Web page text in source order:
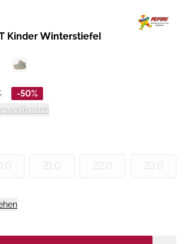
Kinder Winterstiefel
-50%
21.0 22.0 23.0